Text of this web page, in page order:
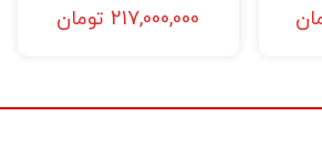
استاپ دامنه دینامیکی، تثبیت کننده 5 محوره،217,000,000 تومان